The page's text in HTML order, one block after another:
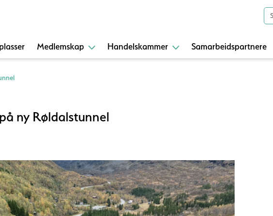
Medlemskap Handelskammer Samarbeidspartnere
ny Røldalstunnel